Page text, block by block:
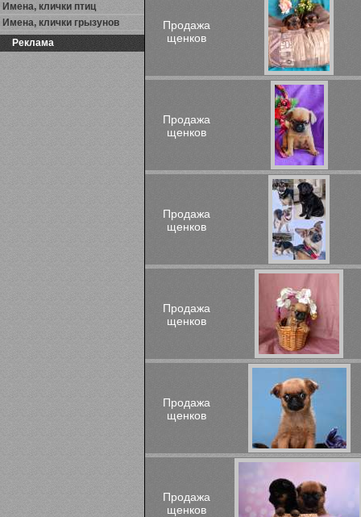
Продажа
щенков
Продажа
щенков
Продажа
щенков
Продажа
щенков
Продажа
щенков
Продажа
щенков
Имена, клички птиц
Имена, клички грызунов
Реклама